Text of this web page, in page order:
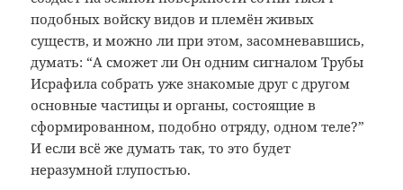
подобных войску видов и племён живых
существ, и можно ли при этом, засомневавшись,
думать: “А сможет ли Он одним сигналом Трубы
Исрафила собрать уже знакомые друг с другом
основные частицы и органы, состоящие в
сформированном, подобно отряду, одном теле?”
И если всё же думать так, то это будет
неразумной глупостью.